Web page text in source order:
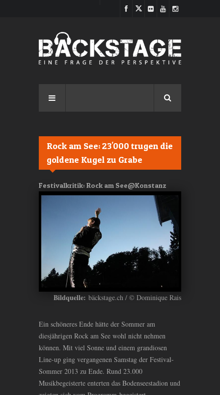
Rock am See: 23'000 trugen die
goldene Kugel zu Grabe
Festivalkritik: Rock am See@Konstanz
Bildquelle: bäckstage.ch / © Dominique Rais
Ein schöneres Ende hätte der Sommer am
diesjährigen Rock am See wohl nicht nehmen
können. Mit viel Sonne und einem grandiosen
Line-up ging vergangenen Samstag der Festival-
Sommer 2013 zu Ende. Rund 23.000
Musikbegeisterte enterten das Bodenseestadion und